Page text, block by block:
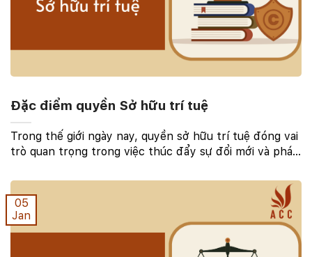
Đặc điểm quyền Sở hữu trí tuệ
Trong thế giới ngày nay, quyền sở hữu trí tuệ đóng vai
trò quan trọng trong việc thúc đẩy sự đổi mới và phát
đẩy sự sáng tạo, quyền sở hữu trí tuệ ...
05
Jan